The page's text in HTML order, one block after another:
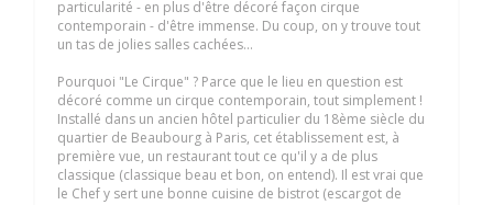
particularité - en plus d'être décoré façon cirque
contemporain - d'être immense. Du coup, on y trouve tout
un tas de jolies salles cachées...
Pourquoi "Le Cirque" ? Parce que le lieu en question est
décoré comme un cirque contemporain, tout simplement !
Installé dans un ancien hôtel particulier du 18ème siècle du
quartier de Beaubourg à Paris, cet établissement est, à
première vue, un restaurant tout ce qu'il y a de plus
classique (classique beau et bon, on entend). Il est vrai que
le Chef y sert une bonne cuisine de bistrot (escargot de